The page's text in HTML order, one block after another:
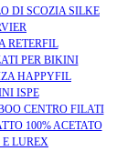
DI SCOZIA SILKE
RETERFIL
PER BIKINI
HAPPYFIL
ISPE
CENTRO FILATI
100% ACETATO
LUREX